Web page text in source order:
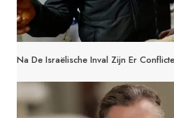
Na De Israëlische Inval Zijn Er